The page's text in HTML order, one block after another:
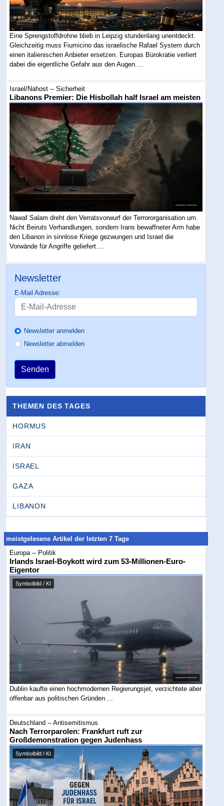
Eine Sprengstoffdrohne blieb in Leipzig stundenlang unentdeckt.
Gleichzeitig muss Fiumicino das israelische Rafael System durch
einen italienischen Anbieter ersetzen. Europas Bürokratie verliert
dabei die eigentliche Gefahr aus den Augen....
Israel/Nahost -- Sicherheit
Libanons Premier: Die Hisbollah half Israel am meisten
Nawaf Salam dreht den Verratsvorwurf der Terrororganisation um.
Nicht Beiruts Verhandlungen, sondern Irans bewaffneter Arm habe
den Libanon in sinnlose Kriege gezwungen und Israel die
Vorwände für Angriffe geliefert....
Newsletter
E-Mail Adresse:
Newsletter anmelden
Newsletter abmelden
Senden
THEMEN DES TAGES
HORMUS
IRAN
ISRAEL
GAZA
LIBANON
meistgelesene Artikel der letzten 7 Tage
Europa -- Politik
Irlands Israel-Boykott wird zum 53-Millionen-Euro-
Eigentor
Symbolbild / KI
Dublin kaufte einen hochmodernen Regierungsjet, verzichtete aber
offenbar aus politischen Gründen ...
Deutschland -- Antisemitismus
Nach Terrorparolen: Frankfurt ruft zur
Großdemonstration gegen Judenhass
Symbolbild / KI